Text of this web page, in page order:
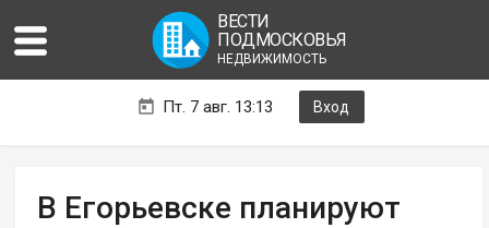
ВЕСТИ
ПОДМОСКОВЬЯ
НЕДВИЖИМОСТЬ
Пт. 7 авг. 13:13 Вход
В Егорьевске планируют